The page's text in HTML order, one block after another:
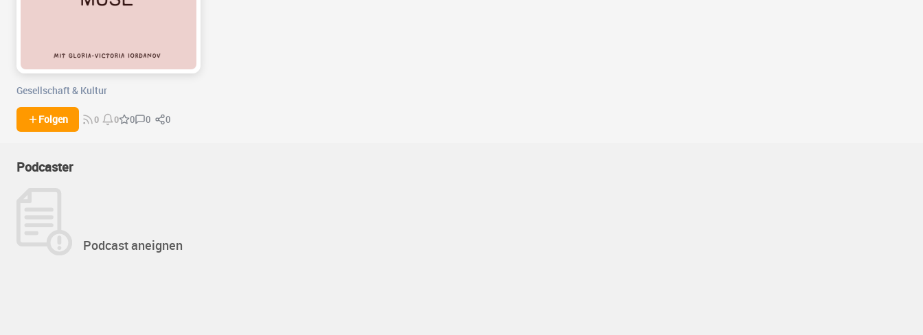
Gesellschaft & Kultur
Folgen 0 0 0 0 0
Podcaster
Podcast aneignen